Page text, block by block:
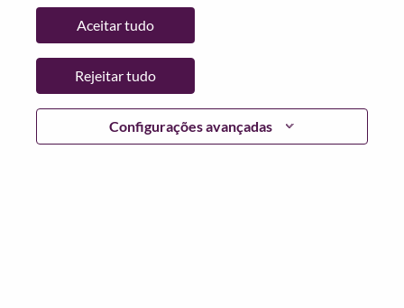
Configurações avançadas
Aceitar tudo
Rejeitar tudo
Continuar